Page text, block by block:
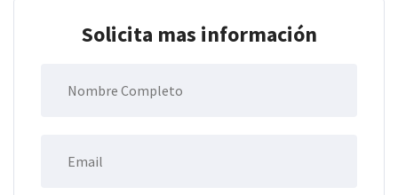
Solicita mas información